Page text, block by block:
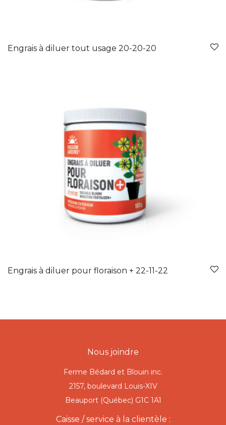
Engrais à diluer tout usage 20-20-20
Engrais à diluer pour floraison + 22-11-22
Nous joindre
Ferme Bédard et Blouin inc.
2157, boulevard Louis-XIV
Beauport (Québec) G1C 1A1
Caisse / service à la clientèle :